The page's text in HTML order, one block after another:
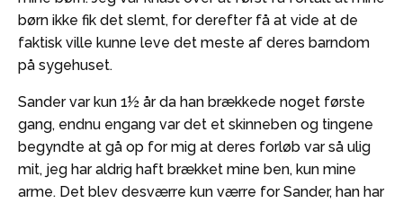
børn ikke fik det slemt, for derefter få at vide at de
faktisk ville kunne leve det meste af deres barndom
på sygehuset.
Sander var kun 1½ år da han brækkede noget første
gang, endnu engang var det et skinneben og tingene
begyndte at gå op for mig at deres forløb var så ulig
mit, jeg har aldrig haft brækket mine ben, kun mine
arme. Det blev desværre kun værre for Sander, han har